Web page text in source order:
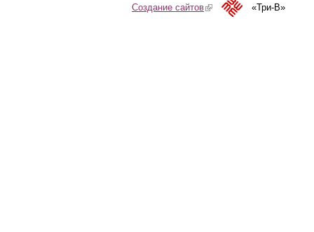
Создание сайтов(link is external)«Три-В»